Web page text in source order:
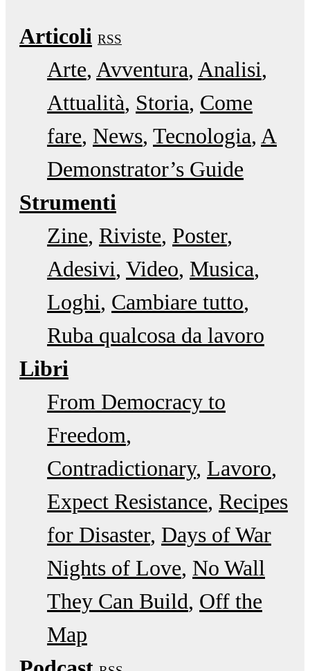
Articoli RSS
Arte Avventura Analisi
Attualità Storia Come
fare News Tecnologia A
Demonstrator’s Guide
Strumenti
Zine Riviste Poster
Adesivi Video Musica
Loghi Cambiare tutto
Ruba qualcosa da lavoro
Libri
From Democracy to
Freedom
Contradictionary Lavoro
Expect Resistance Recipes
for Disaster Days of War
Nights of Love No Wall
They Can Build Off the
Map